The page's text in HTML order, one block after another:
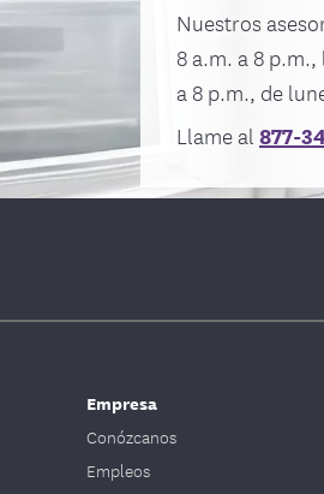
Nuestros
8 a.m. a 8
a 8 p.m., de
Llame al877-
Empresa
Conózcanos
Empleos